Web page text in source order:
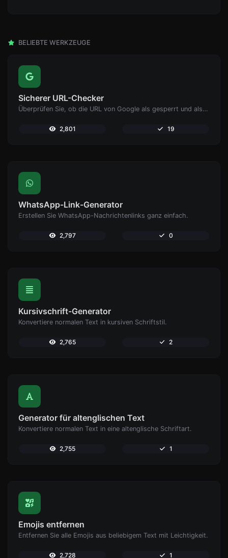
BELIEBTE WERKZEUGE
Sicherer URL-Checker
Überprüfen Sie, ob die URL von Google als gesperrt und als sicher/unsicher gekennzeichnet ist.
2,801 19
WhatsApp-Link-Generator
Erstellen Sie WhatsApp-Nachrichtenlinks ganz einfach.
2,797 0
Kursivschrift-Generator
Konvertiere normalen Text in kursiven Schriftstil.
2,765 2
Generator für altenglischen Text
Konvertiere normalen Text in eine altenglische Schriftart.
2,755 1
Emojis entfernen
Entfernen Sie alle Emojis aus beliebigem Text mit Leichtigkeit.
2,728 1